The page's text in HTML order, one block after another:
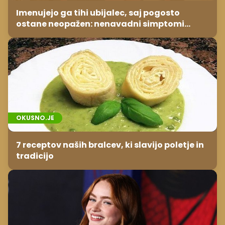
Imenujejo ga tihi ubijalec, saj pogosto
ostane neopažen: nenavadni simptomi
visokega holesterola
OKUSNO.JE
7 receptov naših bralcev, ki slavijo poletje in
tradicijo